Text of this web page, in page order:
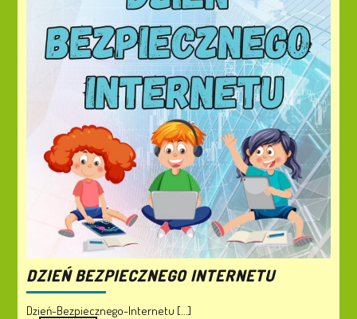
DZIEŃ BEZPIECZNEGO INTERNETU
Dzień-Bezpiecznego-Internetu [...]